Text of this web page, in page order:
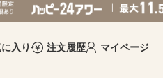
入り 注文履歴 マイページ